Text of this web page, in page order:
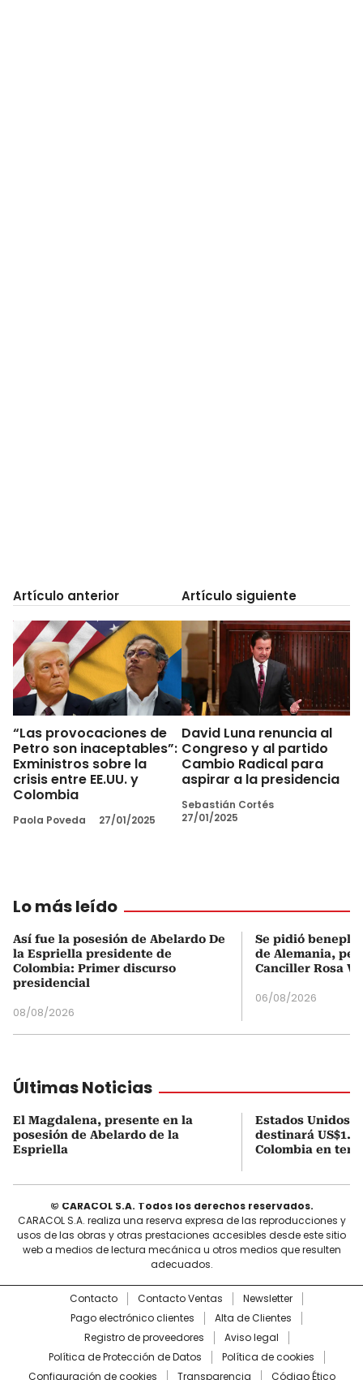
Artículo anterior
“Las provocaciones de
Petro son inaceptables”:
Exministros sobre la
crisis entre EE.UU. y
Colombia
Paola Poveda 27/01/2025
Artículo siguiente
David Luna renuncia al
Congreso y al partido
Cambio Radical para
aspirar a la presidencia
Sebastián Cortés
27/01/2025
Lo más leído
Así fue la posesión de Abelardo De
la Espriella presidente de
Colombia: Primer discurso
presidencial
08/08/2026
Se pidió
de Alemania,
Canciller Rosa
06/08/2026
Últimas Noticias
El Magdalena, presente en la
posesión de Abelardo de la
Espriella
Estados Unidos
destinará
Colombia en
© CARACOL S.A. Todos los derechos reservados.
CARACOL S.A. realiza una reserva expresa de las reproducciones y
usos de las obras y otras prestaciones accesibles desde este sitio
web a medios de lectura mecánica u otros medios que resulten
adecuados.
Contacto Contacto Ventas
Newsletter
Pago electrónico clientes
Alta de Clientes
Registro de proveedores
Aviso legal
Política de Protección de Datos
Política de cookies
Configuración de cookies
Transparencia Código Ético